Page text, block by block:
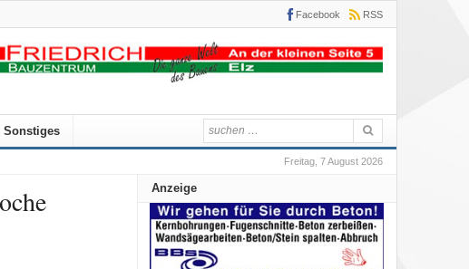
Facebook RSS
Sonstiges
Freitag, 7 August 2026
Anzeige